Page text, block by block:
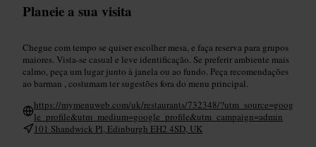
Planeie a sua visita
Chegue com tempo se quiser escolher mesa, e faça reserva para grupos
maiores. Vista-se casual e leve identificação. Se preferir ambiente mais
calmo, peça um lugar junto à janela ou ao fundo. Peça recomendações
ao barman , costumam ter sugestões fora do menu principal.
https://mymenuweb.com/uk/restaurants/732348/?utm_source=goog
le_profile&utm_medium=google_profile&utm_campaign=admin
101 Shandwick Pl, Edinburgh EH2 4SD, UK